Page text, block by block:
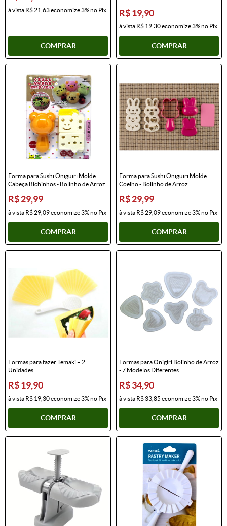
à vista R$ 21,63economize3%no Pix
COMPRAR
R$ 19,90
à vista R$ 19,30economize3%no Pix
COMPRAR
Forma para Sushi Oniguiri Molde
Cabeça Bichinhos - Bolinho de Arroz
R$ 29,99
à vista R$ 29,09economize3%no Pix
COMPRAR
Forma para Sushi Oniguiri Molde
Coelho - Bolinho de Arroz
R$ 29,99
à vista R$ 29,09economize3%no Pix
COMPRAR
Formas para fazer Temaki – 2
Unidades
R$ 19,90
à vista R$ 19,30economize3%no Pix
COMPRAR
Formas para Onigiri Bolinho de Arroz
- 7 Modelos Diferentes
R$ 34,90
à vista R$ 33,85 economize3%no Pix
COMPRAR